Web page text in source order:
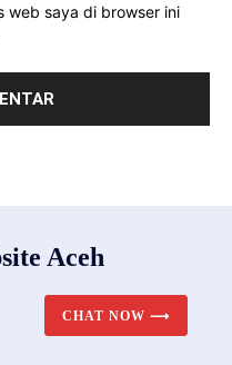
web saya di browser ini
Aceh
CHAT NOW ⟶